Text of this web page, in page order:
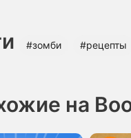
#зомби #рецепты
на